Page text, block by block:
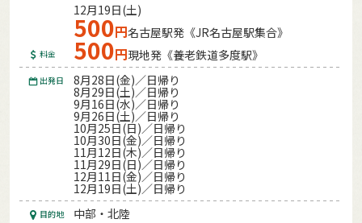
料金
12月19日(土)
500円名古屋駅発《JR名古屋駅集合》
500円現地発《養老鉄道多度駅》
出発日 8月28日(金)／日帰り
8月29日(土)／日帰り
9月16日(水)／日帰り
9月26日(土)／日帰り
10月25日(日)／日帰り
10月30日(金)／日帰り
11月12日(木)／日帰り
11月29日(日)／日帰り
12月11日(金)／日帰り
12月19日(土)／日帰り
目的地 中部・北陸